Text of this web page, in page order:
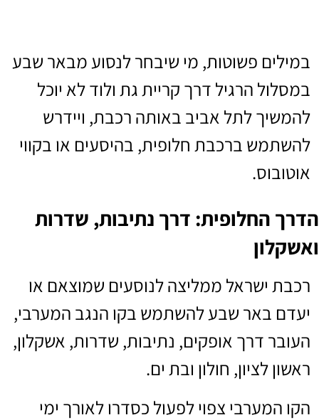
במילים פשוטות, מי שיבחר לנסוע מבאר שבע
במסלול הרגיל דרך קריית גת ולוד לא יוכל
להמשיך לתל אביב באותה רכבת, ויידרש
להשתמש ברכבת חלופית, בהיסעים או בקווי
אוטובוס.
הדרך החלופית: דרך נתיבות, שדרות
ואשקלון
רכבת ישראל ממליצה לנוסעים שמוצאם או
יעדם באר שבע להשתמש בקו הנגב המערבי,
העובר דרך אופקים, נתיבות, שדרות, אשקלון,
ראשון לציון, חולון ובת ים.
הקו המערבי צפוי לפעול כסדרו לאורך ימי